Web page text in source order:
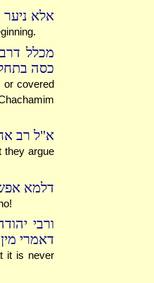
אלא
מכלל
כסה
or covered
א"ל רב
they argue
דלמא
ורבי
דאמרי
it is never